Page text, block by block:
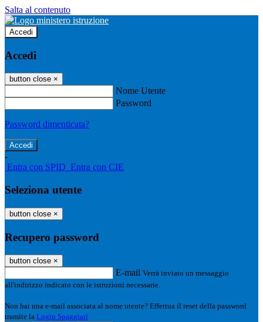
Salta al contenuto
Accedi
Accedi
button close ×
Nome Utente
Password
Password dimenticata?
-
Entra con SPID Entra con CIE
Seleziona utente
button close ×
Recupero password
button close ×
E-mail Verrà inviato un messaggio
all'indirizzo indicato con le istruzioni necessarie.
Non hai una e-mail associata al nome utente? Effettua il reset della password
tramite la Login Spaggiari